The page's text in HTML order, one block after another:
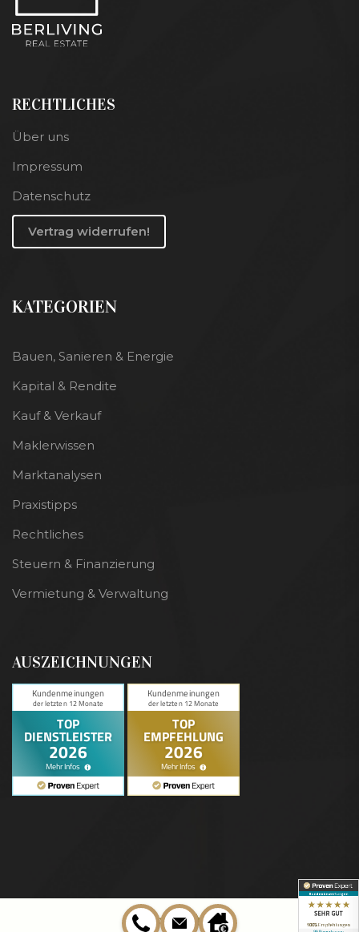
RECHTLICHES
Über uns
Impressum
Datenschutz
Vertrag widerrufen!
KATEGORIEN
Bauen, Sanieren & Energie
Kapital & Rendite
Kauf & Verkauf
Maklerwissen
Marktanalysen
Praxistipps
Rechtliches
Steuern & Finanzierung
Vermietung & Verwaltung
AUSZEICHNUNGEN